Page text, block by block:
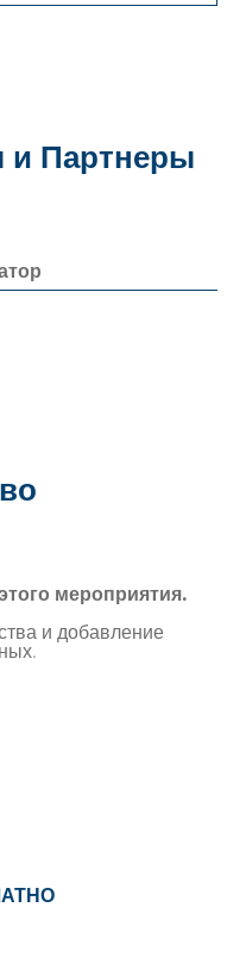
Партнеры
мероприятия.
и добавление